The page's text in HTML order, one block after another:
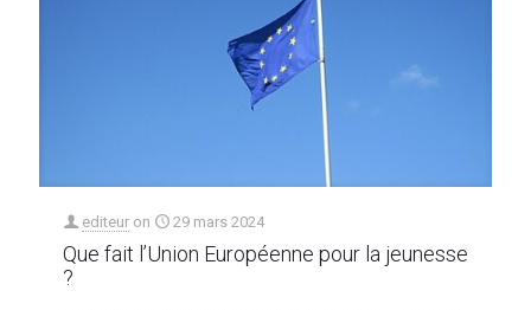
editeur on 29 mars 2024
Que fait l’Union Européenne pour la jeunesse
?